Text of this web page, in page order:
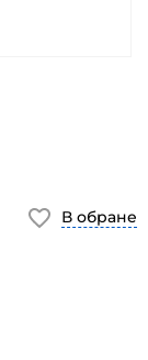
В обране